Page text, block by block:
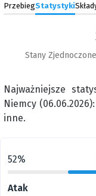
PrzebiegStatystyki
Stany
Najważniejsze
Niemcy
inne.
52%
Atak